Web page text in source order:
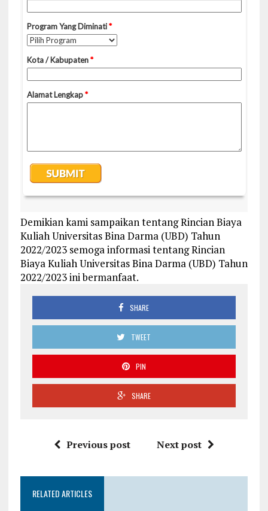
Demikian kami sampaikan tentang Rincian Biaya
Kuliah Universitas Bina Darma (UBD) Tahun
2022/2023 semoga informasi tentang Rincian
Biaya Kuliah Universitas Bina Darma (UBD) Tahun
2022/2023 ini bermanfaat.
SHARE
TWEET
PIN
SHARE
Previous post Next post
RELATED ARTICLES